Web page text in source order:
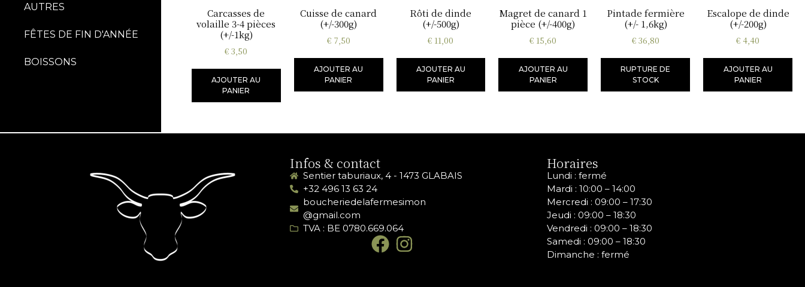
AUTRES
FÊTES DE FIN D'ANNÉE
BOISSONS
Carcasses de
volaille 3-4 pièces
(+/-1kg)
€ 3,50
AJOUTER AU
PANIER
Cuisse de canard
(+/-300g)
€7,50
AJOUTER AU
PANIER
Rôti de dinde
(+/-500g)
€ 11,00
AJOUTER AU
PANIER
Magret de canard 1
pièce (+/-400g)
€ 15,60
AJOUTER AU
PANIER
Pintade fermière
(+/- 1,6kg)
€36,80
RUPTURE DE
STOCK
Escalope de dinde
(+/-200g)
€ 4,40
AJOUTER AU
PANIER
Infos & contact
Sentier taburiaux, 4 - 1473 GLABAIS
+32 496 13 63 24
boucheriedelafermesimon
@gmail.com
TVA : BE 0780.669.064
Horaires
Lundi : fermé
Mardi : 10:00 – 14:00
Mercredi :09:00 – 17:30
Jeudi :09:00 – 18:30
Vendredi :09:00 – 18:30
Samedi :09:00 – 18:30
Dimanche : fermé